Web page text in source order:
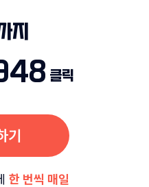
지
클릭
기
한 번씩 매일